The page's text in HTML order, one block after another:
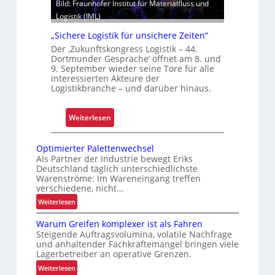
d
B
e
t
r
i
e
s
c
h
e
r
e
i
t
e
l
e
g
t
S
c
w
a
h
s
t
e
e
n
o
Bild: Fraunhofer Institut für Materialfluss und
Logistik (IML)
„Sichere Logistik für unsichere Zeiten“
Der ‚Zukunftskongress Logistik – 44.
Dortmunder Gespräche‘ öffnet am 8. und
9. September wieder seine Tore für alle
interessierten Akteure der
Logistikbranche – und darüber hinaus.
Weiterlesen:
„
i
c
h
e
e
L
o
g
Optimierter Palettenwechsel
Als Partner der Industrie bewegt Eriks
Deutschland täglich unterschiedlichste
Warenströme: Im Wareneingang treffen
verschiedene, nicht…
Weiterlesen:
O
p
t
i
m
i
Warum Greifen komplexer ist als Fahren
Steigende Auftragsvolumina, volatile Nachfrage
und anhaltender Fachkräftemangel bringen viele
Lagerbetreiber an operative Grenzen.
Weiterlesen: